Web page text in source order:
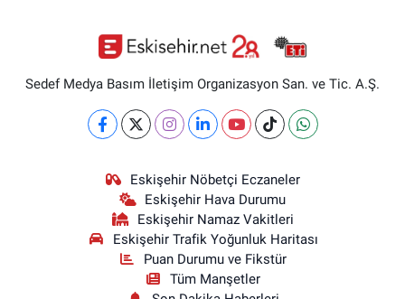
Sedef Medya Basım İletişim Organizasyon San. ve Tic. A.Ş.
Eskişehir Nöbetçi Eczaneler
Eskişehir Hava Durumu
Eskişehir Namaz Vakitleri
Eskişehir Trafik Yoğunluk Haritası
Puan Durumu ve Fikstür
Tüm Manşetler